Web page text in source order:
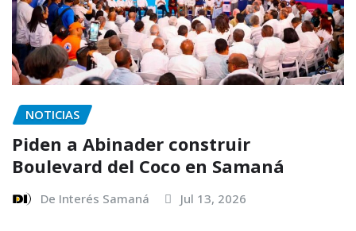
NOTICIAS
Piden a Abinader construir
Boulevard del Coco en Samaná
De Interés Samaná Jul 13, 2026